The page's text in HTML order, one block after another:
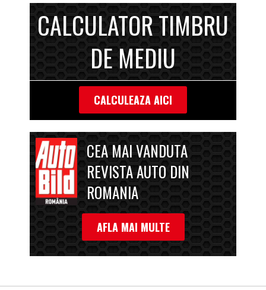
CALCULATOR TIMBRU
DE MEDIU
CALCULEAZA AICI
CEA MAI VANDUTA
REVISTA AUTO DIN
ROMANIA
AFLA MAI MULTE